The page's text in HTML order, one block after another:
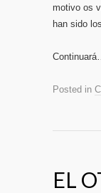
motivo os
han sido
Posted in
EL